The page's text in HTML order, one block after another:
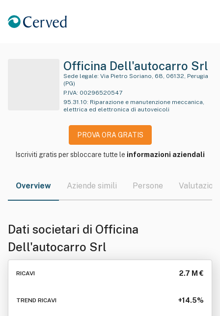
Officina Dell'autocarro Srl
Sede legale:
(PG)
P.IVA: 00296520547
95.31.10: Riparazione e manutenzione meccanica,
elettrica ed elettronica di autoveicoli
PROVA ORA GRATIS
Iscriviti gratis per sbloccare tutte le informazioni aziendali
Overview Aziende simili Persone Valutazioni
Dati societari di Officina
Dell'autocarro Srl
RICAVI 2.7 M €
TREND RICAVI +14.5%